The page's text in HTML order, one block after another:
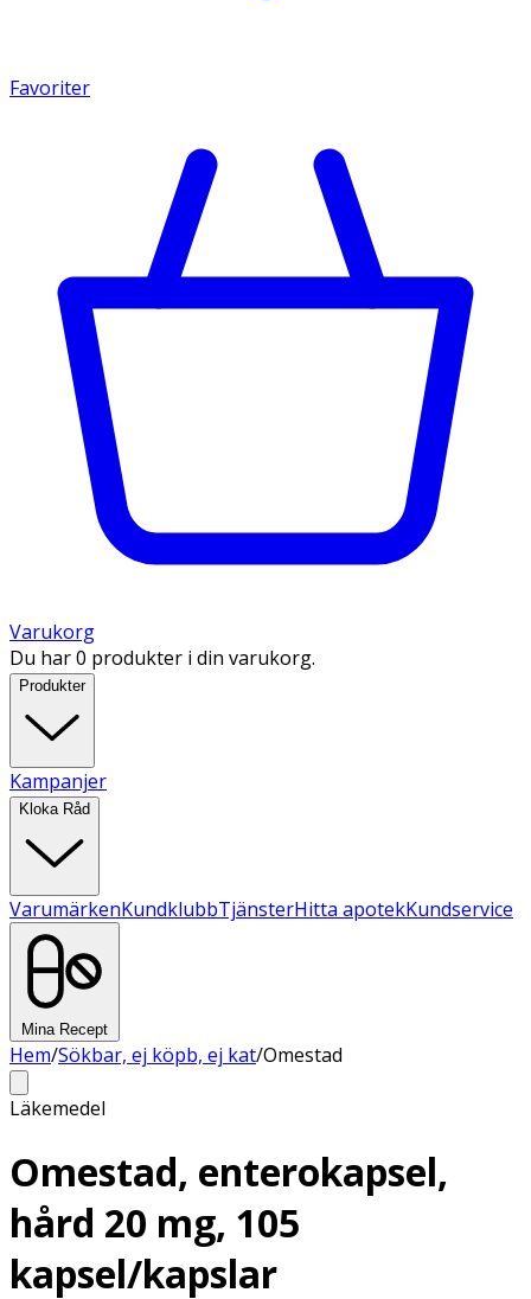
Favoriter
Varukorg
Du har 0 produkter i din varukorg.
Produkter
Kampanjer
Kloka Råd
VarumärkenKundklubbTjänsterHitta apotekKundservice
Mina Recept
Hem/Sökbar, ej köpb, ej kat/Omestad
Läkemedel
Omestad, enterokapsel,
hård 20 mg, 105
kapsel/kapslar